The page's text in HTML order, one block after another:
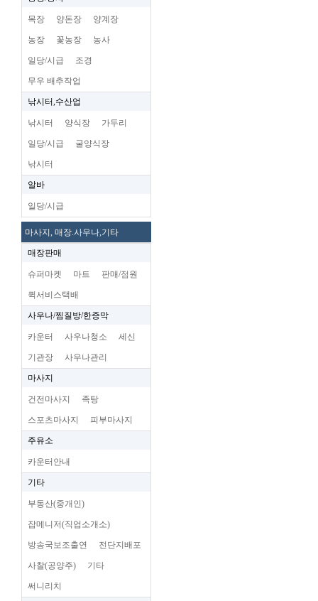
목장 양돈장 양계장
농장 꽃농장 농사
일당/시급 조경
무우 배추작업
낚시터,수산업
낚시터 양식장 가두리
일당/시급 굴양식장
낚시터
알바
일당/시급
마사지, 매장.사우나,기타
매장판매
슈퍼마켓 마트 판매/점원
퀵서비스택배
사우나/찜질방/한증막
카운터 사우나청소 세신
기관장 사우나관리
마사지
건전마사지 족탕
스포츠마사지 피부마사지
주유소
카운터안내
기타
부동산(중개인)
잡메니저(직업소개소)
방송국보조출연 전단지배포
사찰(공양주) 기타
써니리치